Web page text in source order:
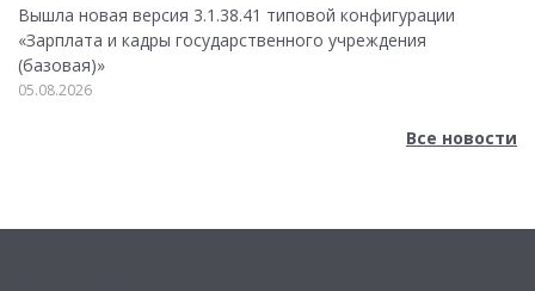
Вышла новая версия 3.1.38.41 типовой конфигурации
«Зарплата и кадры государственного учреждения
(базовая)»
05.08.2026
Все новости